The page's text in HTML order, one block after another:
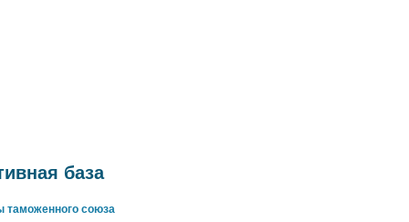
база
таможенного союза